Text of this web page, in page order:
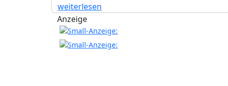
weiterlesen
Anzeige